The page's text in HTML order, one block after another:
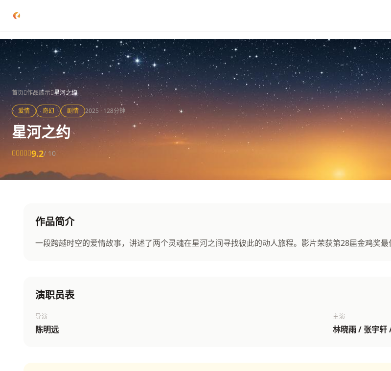
公司简介
作品展示
签约演员
影迷互动
联系我们
首页 作品展示 星河之约
爱情 奇幻 剧情 2025 · 128分钟
星河之约
9.2/ 10
作品简介
一段跨越时空的爱情故事，讲述了两个灵魂在星河之间寻找彼此的动人旅程。影片荣获第28届金鸡奖最
演职员表
导演
陈明远
主演
林晓雨 / 张宇轩